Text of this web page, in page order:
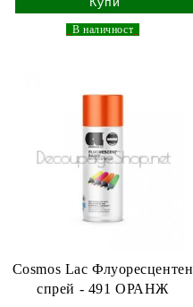
В наличност
Cosmos Lac Флуоресцентен
спрей - 491 ОРАНЖ